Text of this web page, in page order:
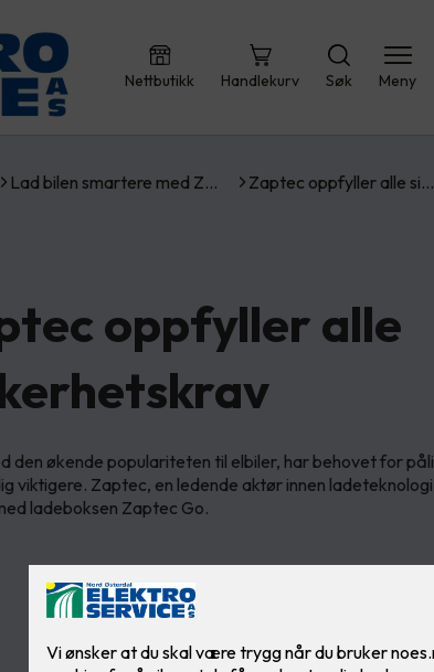
Nettbutikk Handlekurv Søk Meny
Lad bilen smartere med Z… Zaptec oppfyller alle si…
oppfyller alle
den økende populariteten til elbiler, har behovet for
viktigere. Zaptec, en ledende aktør innen
ladeboksen Zaptec Go.